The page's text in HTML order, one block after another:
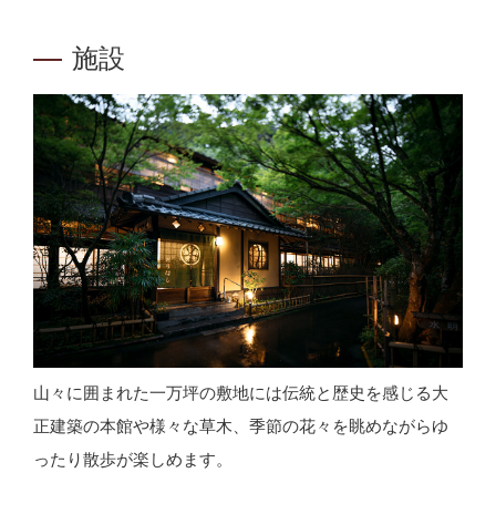
施設
山々に囲まれた一万坪の敷地には伝統と歴史を感じる大
正建築の本館や様々な草木、季節の花々を眺めながらゆ
ったり散歩が楽しめます。